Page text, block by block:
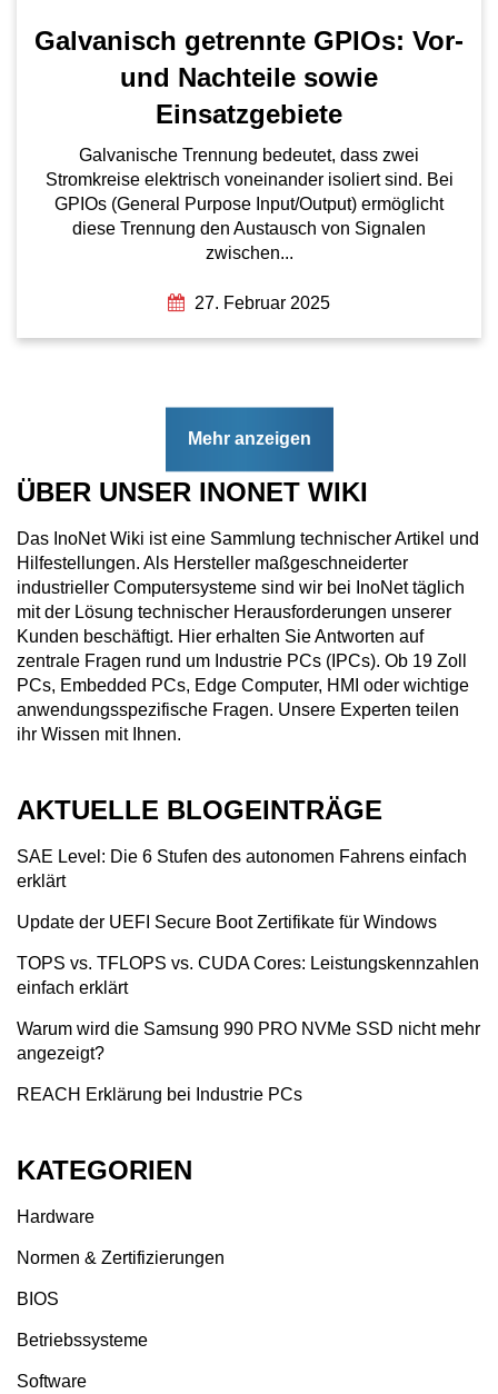
Galvanisch getrennte GPIOs: Vor-
und Nachteile sowie
Einsatzgebiete
Galvanische Trennung bedeutet, dass zwei
Stromkreise elektrisch voneinander isoliert sind. Bei
GPIOs (General Purpose Input/Output) ermöglicht
diese Trennung den Austausch von Signalen
zwischen...
27. Februar 2025
Mehr anzeigen
ÜBER UNSER INONET WIKI
Das InoNet Wiki ist eine Sammlung technischer Artikel und
Hilfestellungen. Als Hersteller maßgeschneiderter
industrieller Computersysteme sind wir bei InoNet täglich
mit der Lösung technischer Herausforderungen unserer
Kunden beschäftigt. Hier erhalten Sie Antworten auf
zentrale Fragen rund um Industrie PCs (IPCs). Ob 19 Zoll
PCs, Embedded PCs, Edge Computer, HMI oder wichtige
anwendungsspezifische Fragen. Unsere Experten teilen
ihr Wissen mit Ihnen.
AKTUELLE BLOGEINTRÄGE
SAE Level: Die 6 Stufen des autonomen Fahrens einfach
erklärt
Update der UEFI Secure Boot Zertifikate für Windows
TOPS vs. TFLOPS vs. CUDA Cores: Leistungskennzahlen
einfach erklärt
Warum wird die Samsung 990 PRO NVMe SSD nicht mehr
angezeigt?
REACH Erklärung bei Industrie PCs
KATEGORIEN
Hardware
Normen & Zertifizierungen
BIOS
Betriebssysteme
Software